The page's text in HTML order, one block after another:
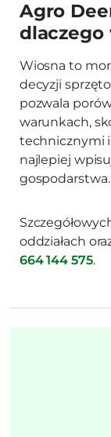
Agro
dlaczego
Wiosna to
decyzji
pozwala
warunkach,
technicznymi
najlepiej
gospodarstwa.
oddziałach
664 144 575.